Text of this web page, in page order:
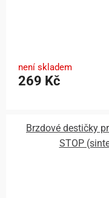
není skladem
269 Kč
Brzdové destičky
STOP